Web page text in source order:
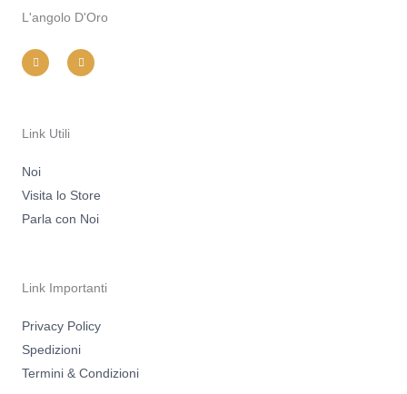
L'angolo D'Oro
s
t
m
c
e
Link Utili
Noi
Visita lo Store
Parla con Noi
Link Importanti
Privacy Policy
Spedizioni
Termini & Condizioni